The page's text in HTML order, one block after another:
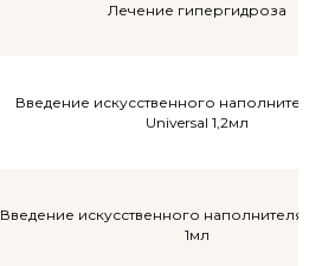
Лечение гипергидроза
Введение искусственного
Universal 1,2мл
Введение искусственного наполнителя
1мл